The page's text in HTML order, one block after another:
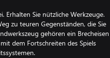
Erhalten Sie nützliche Werkzeuge.
zu teuren Gegenständen, die Sie
gehören ein Brecheisen
dem Fortschreiten des Spiels